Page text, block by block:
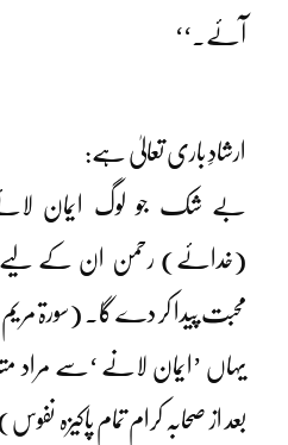
آئے۔‘‘
ارشادِ باری تعالیٰ ہے:
بے شک جو لوگ ایمان
(خدائے) رحمن ان کے لیے
محبت پیدا کر دے گا۔ (سورۃ مریم۔
یہاں ’ایمان لانے ‘سے مراد
بعد از صحابہ کرام تمام پاکیزہ